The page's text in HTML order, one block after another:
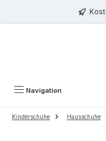
Zum Hauptinhalt springen
Navigation
Kinderschuhe Hausschuhe